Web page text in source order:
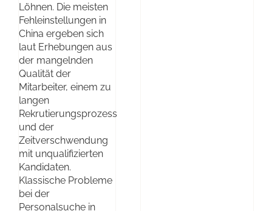
Löhnen. Die meisten
Fehleinstellungen in
China ergeben sich
laut Erhebungen aus
der mangelnden
Qualität der
Mitarbeiter, einem zu
langen
Rekrutierungsprozess
und der
Zeitverschwendung
mit unqualifizierten
Kandidaten.
Klassische Probleme
bei der
Personalsuche in